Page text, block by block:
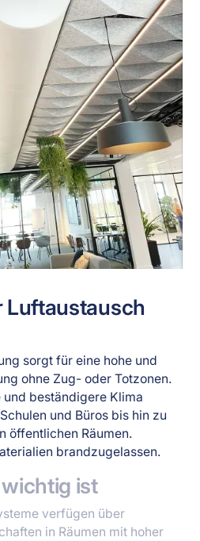
Luftaustausch
sorgt für eine hohe und
ohne Zug- oder Totzonen.
und beständigere Klima
und Büros bis hin zu
öffentlichen Räumen.
brandzugelassen.
ist
verfügen über
in Räumen mit hoher